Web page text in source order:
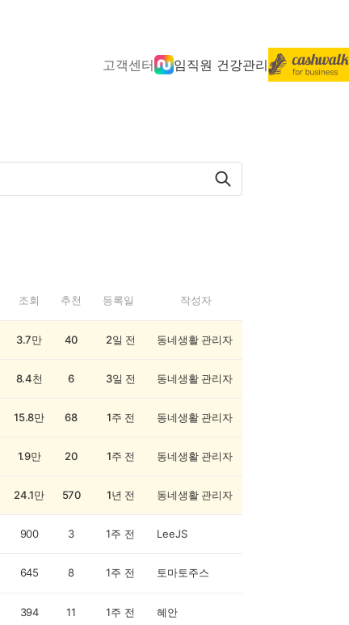
고객센터 임직원 건강관리
조회 추천 등록일 작성자
3.7만 40 2일 전 동네생활 관리자
8.4천 6 3일 전 동네생활 관리자
15.8만 68 1주 전 동네생활 관리자
1.9만 20 1주 전 동네생활 관리자
24.1만 570 1년 전 동네생활 관리자
900 3 1주 전 LeeJS
645 8 1주 전 토마토주스
394 11 1주 전 혜안